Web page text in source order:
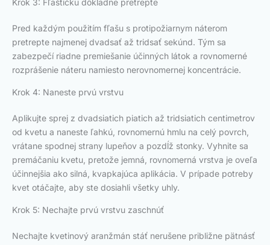
Krok 3: Fľaštičku dôkladne pretrepte
Pred každým použitím fľašu s protipožiarnym náterom
pretrepte najmenej dvadsať až tridsať sekúnd. Tým sa
zabezpečí riadne premiešanie účinných látok a rovnomerné
rozprášenie náteru namiesto nerovnomernej koncentrácie.
Krok 4: Naneste prvú vrstvu
Aplikujte sprej z dvadsiatich piatich až tridsiatich centimetrov
od kvetu a naneste ľahkú, rovnomernú hmlu na celý povrch,
vrátane spodnej strany lupeňov a pozdĺž stonky. Vyhnite sa
premáčaniu kvetu, pretože jemná, rovnomerná vrstva je oveľa
účinnejšia ako silná, kvapkajúca aplikácia. V prípade potreby
kvet otáčajte, aby ste dosiahli všetky uhly.
Krok 5: Nechajte prvú vrstvu zaschnúť
Nechajte kvetinový aranžmán stáť nerušene približne pätnásť